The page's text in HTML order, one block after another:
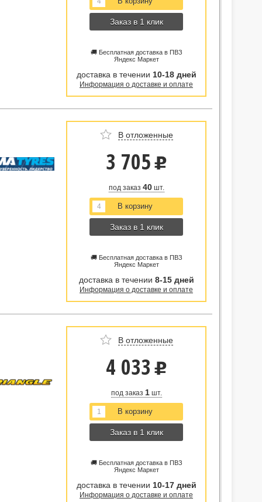
Заказ в 1 клик
🚚 Бесплатная доставка в ПВЗ
Яндекс Маркет
доставка в течении 10-18 дней
Информация о доставке и оплате
В отложенные
3 705 u
под заказ 40шт.
Заказ в 1 клик
🚚 Бесплатная доставка в ПВЗ
Яндекс Маркет
доставка в течении 8-15 дней
Информация о доставке и оплате
В отложенные
4 033 u
под заказ 1шт.
Заказ в 1 клик
🚚 Бесплатная доставка в ПВЗ
Яндекс Маркет
доставка в течении 10-17 дней
Информация о доставке и оплате